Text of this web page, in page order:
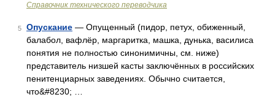
Справочник технического переводчика
5 Опускание — Опущенный (пидор, петух, обиженный,
балабол, вафлёр, маргаритка, машка, дунька, василиса
понятия не полностью синонимичны, см. ниже)
представитель низшей касты заключённых в российских
пенитенциарных заведениях. Обычно считается,
что&#8230; …